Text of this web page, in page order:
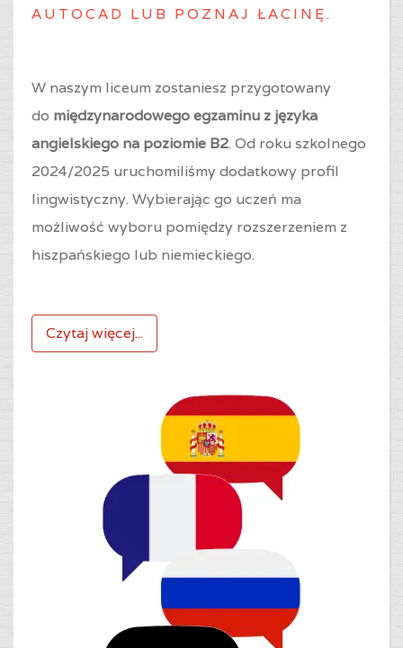
AUTOCAD LUB POZNAJ ŁACINĘ.
W naszym liceum zostaniesz przygotowany
do międzynarodowego egzaminu z języka
angielskiego na poziomie B2. Od roku szkolnego
2024/2025 uruchomiliśmy dodatkowy profil
lingwistyczny. Wybierając go uczeń ma
możliwość wyboru pomiędzy rozszerzeniem z
hiszpańskiego lub niemieckiego.
Czytaj więcej...